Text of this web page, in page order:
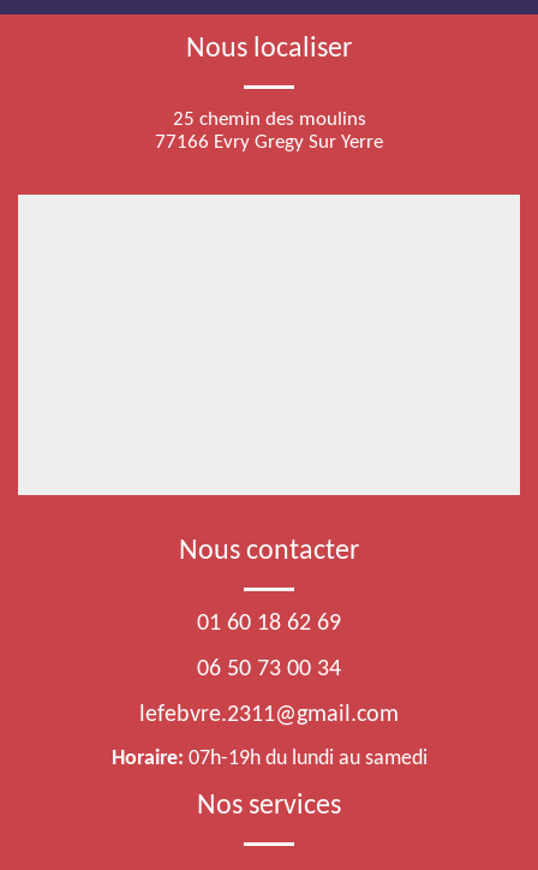
Nous localiser
25 chemin des moulins
77166 Evry Gregy Sur Yerre
Nous contacter
01 60 18 62 69
06 50 73 00 34
lefebvre.2311@gmail.com
Horaire: 07h-19h du lundi au samedi
Nos services